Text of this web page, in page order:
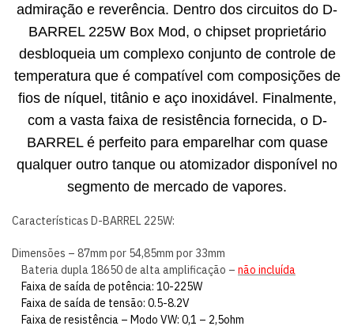
admiração e reverência. Dentro dos circuitos do D-
BARREL 225W Box Mod, o chipset proprietário
desbloqueia um complexo conjunto de controle de
temperatura que é compatível com composições de
fios de níquel, titânio e aço inoxidável. Finalmente,
com a vasta faixa de resistência fornecida, o D-
BARREL é perfeito para emparelhar com quase
qualquer outro tanque ou atomizador disponível no
segmento de mercado de vapores.
Características D-BARREL 225W:
Dimensões – 87mm por 54,85mm por 33mm
Bateria dupla 18650 de alta amplificação – não incluída
Faixa de saída de potência: 10-225W
Faixa de saída de tensão: 0.5-8.2V
Faixa de resistência – Modo VW: 0,1 – 2,5ohm